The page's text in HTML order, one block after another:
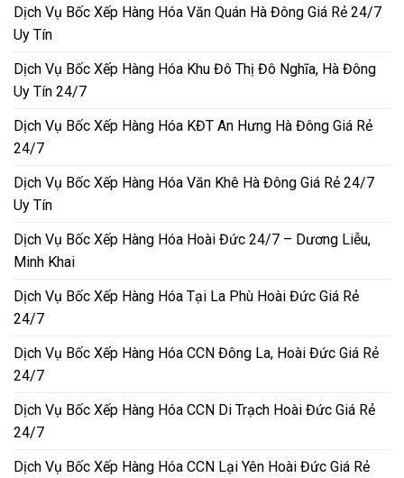
Dịch Vụ Bốc Xếp Hàng Hóa Văn Quán Hà Đông Giá Rẻ 24/7
Uy Tín
Dịch Vụ Bốc Xếp Hàng Hóa Khu Đô Thị Đô Nghĩa, Hà Đông
Uy Tín 24/7
Dịch Vụ Bốc Xếp Hàng Hóa KĐT An Hưng Hà Đông Giá Rẻ
24/7
Dịch Vụ Bốc Xếp Hàng Hóa Văn Khê Hà Đông Giá Rẻ 24/7
Uy Tín
Dịch Vụ Bốc Xếp Hàng Hóa Hoài Đức 24/7 – Dương Liễu,
Minh Khai
Dịch Vụ Bốc Xếp Hàng Hóa Tại La Phù Hoài Đức Giá Rẻ
24/7
Dịch Vụ Bốc Xếp Hàng Hóa CCN Đông La, Hoài Đức Giá Rẻ
24/7
Dịch Vụ Bốc Xếp Hàng Hóa CCN Di Trạch Hoài Đức Giá Rẻ
24/7
Dịch Vụ Bốc Xếp Hàng Hóa CCN Lại Yên Hoài Đức Giá Rẻ